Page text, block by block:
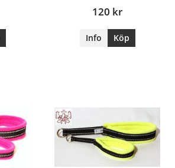
120 kr
Info Köp